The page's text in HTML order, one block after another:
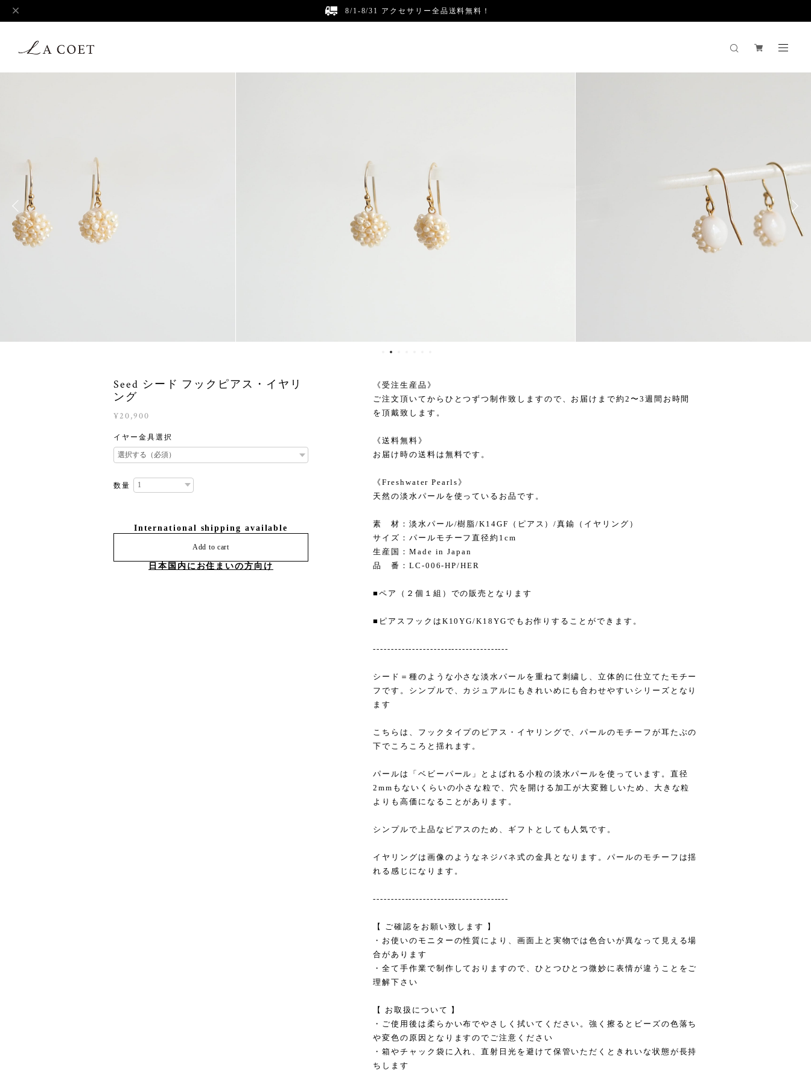
8/1-8/31 アクセサリー全品送料無料！
Seed シード フックピアス・イヤリ
ング
¥20,900
イヤー金具選択
数量
International shipping available
Add to cart
日本国内にお住まいの方向け
《受注生産品》
ご注文頂いてからひとつずつ制作致しますので、お届けまで約2〜3週間お時間
を頂戴致します。
《送料無料》
お届け時の送料は無料です。
《Freshwater Pearls》
天然の淡水パールを使っているお品です。
素 材：淡水パール/樹脂/K14GF（ピアス）/真鍮（イヤリング）
サイズ：パールモチーフ直径約1cm
生産国：Made in Japan
品 番：LC-006-HP/HER
■ペア（２個１組）での販売となります
■ピアスフックはK10YG/K18YGでもお作りすることができます。
--------------------------------------
シード＝種のような小さな淡水パールを重ねて刺繍し、立体的に仕立てたモチー
フです。シンプルで、カジュアルにもきれいめにも合わせやすいシリーズとなり
ます
こちらは、フックタイプのピアス・イヤリングで、パールのモチーフが耳たぶの
下でころころと揺れます。
パールは「ベビーパール」とよばれる小粒の淡水パールを使っています。直径
2mmもないくらいの小さな粒で、穴を開ける加工が大変難しいため、大きな粒
よりも高価になることがあります。
シンプルで上品なピアスのため、ギフトとしても人気です。
イヤリングは画像のようなネジバネ式の金具となります。パールのモチーフは揺
れる感じになります。
--------------------------------------
【 ご確認をお願い致します 】
・お使いのモニターの性質により、画面上と実物では色合いが異なって見える場
合があります
・全て手作業で制作しておりますので、ひとつひとつ微妙に表情が違うことをご
理解下さい
【 お取扱について 】
・ご使用後は柔らかい布でやさしく拭いてください。強く擦るとビーズの色落ち
や変色の原因となりますのでご注意ください
・箱やチャック袋に入れ、直射日光を避けて保管いただくときれいな状態が長持
ちします